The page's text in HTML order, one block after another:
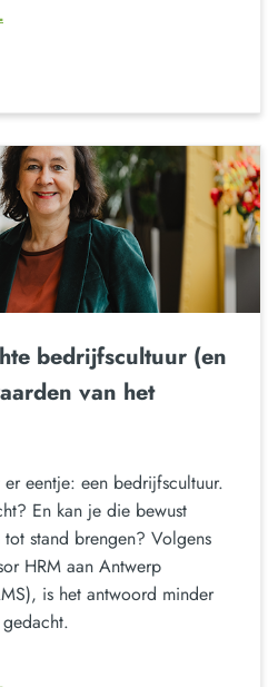
bedrijfscultuur (en
van het
eentje: een bedrijfscultuur.
En kan je die bewust
stand brengen? Volgens
HRM aan Antwerp
is het antwoord minder